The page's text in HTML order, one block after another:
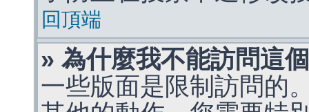
回頂端
» 為什麼我不能訪問這
一些版面是限制訪問的